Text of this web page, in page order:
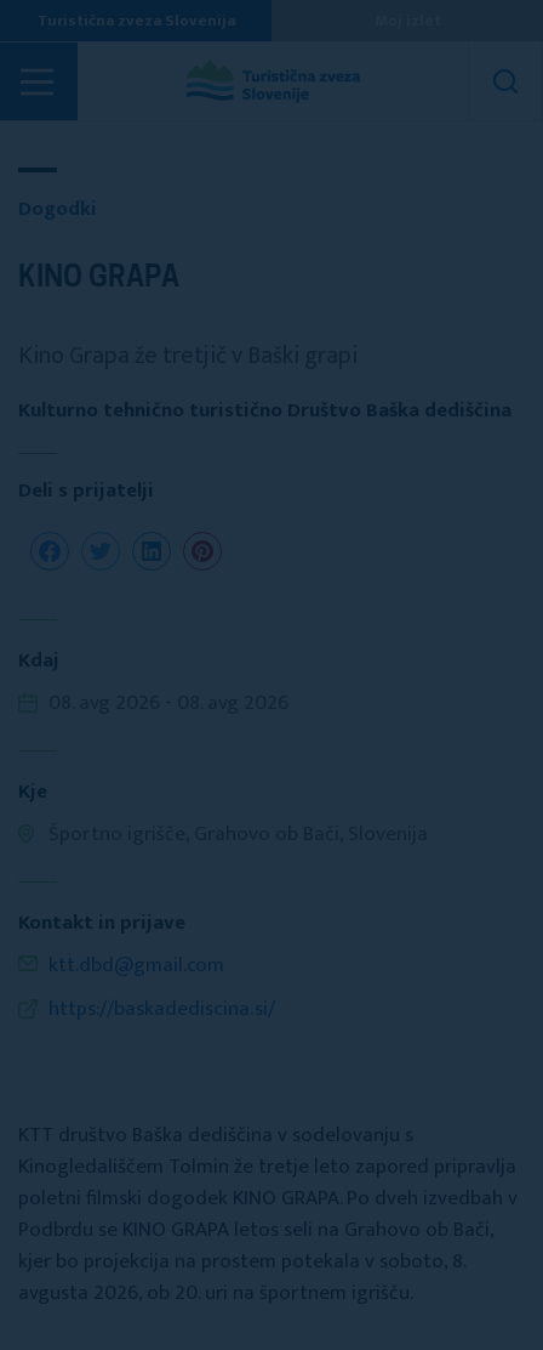
Turistična zveza Slovenija
Dogodki
Dogodki
KINO GRAPA
Kulturno tehnično turistično Društvo Baška dediščina
Deli s prijatelji
Kdaj
Kje
Kontakt in prijave
ktt.dbd@gmail.com
https://baskadediscina.si/
KTT društvo Baška dediščina v sodelovanju s
Kinogledališčem Tolmin že tretje leto zapored pripravlja
poletni filmski dogodek KINO GRAPA. Po dveh izvedbah v
Podbrdu se KINO GRAPA letos seli na Grahovo ob Bači,
kjer bo projekcija na prostem potekala v soboto, 8.
avgusta 2026, ob 20. uri na športnem igrišču.